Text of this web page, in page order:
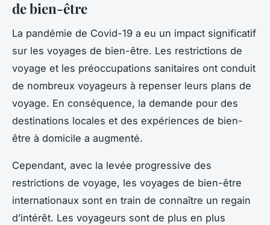
de bien-être
La pandémie de Covid-19 a eu un impact significatif
sur les voyages de bien-être. Les restrictions de
voyage et les préoccupations sanitaires ont conduit
de nombreux voyageurs à repenser leurs plans de
voyage. En conséquence, la demande pour des
destinations locales et des expériences de bien-
être à domicile a augmenté.
Cependant, avec la levée progressive des
restrictions de voyage, les voyages de bien-être
internationaux sont en train de connaître un regain
d’intérêt. Les voyageurs sont de plus en plus